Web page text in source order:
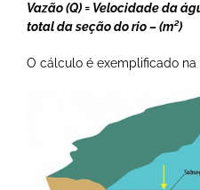
Vazão (Q) = Velocidade da
total da seção do rio – (m²)
O cálculo é exemplificado